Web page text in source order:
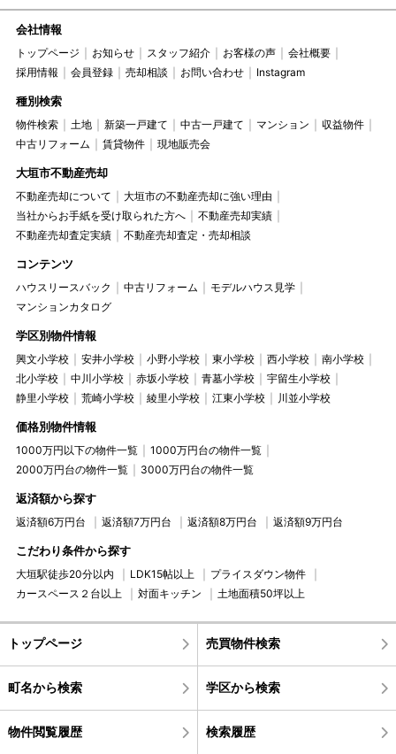
会社情報
トップページ お知らせ スタッフ紹介 お客様の声
会社概要
採用情報
会員登録 売却相談 お問い合わせ Instagram
種別検索
物件検索 土地 新築一戸建て 中古一戸建て マンション
収益物件
中古リフォーム
賃貸物件 現地販売会
大垣市不動産売却
不動産売却について
大垣市の不動産売却に強い理由
当社からお手紙を受け取られた方へ
不動産売却実績
不動産売却査定実績
不動産売却査定・売却相談
コンテンツ
ハウスリースバック 中古リフォーム
モデルハウス見学
マンションカタログ
学区別物件情報
興文小学校 安井小学校 小野小学校 東小学校 西小学校
南小学校
北小学校
中川小学校 赤坂小学校 青墓小学校
宇留生小学校
静里小学校
荒崎小学校 綾里小学校 江東小学校 川並小学校
価格別物件情報
1000万円以下の物件一覧
1000万円台の物件一覧
2000万円台の物件一覧
3000万円台の物件一覧
返済額から探す
返済額6万円台 返済額7万円台 返済額8万円台 返済額9万円台
こだわり条件から探す
大垣駅徒歩20分以内 LDK15帖以上
プライスダウン物件
カースペース２台以上
対面キッチン 土地面積50坪以上
トップページ 売買物件検索
町名から検索 学区から検索
物件閲覧履歴 検索履歴